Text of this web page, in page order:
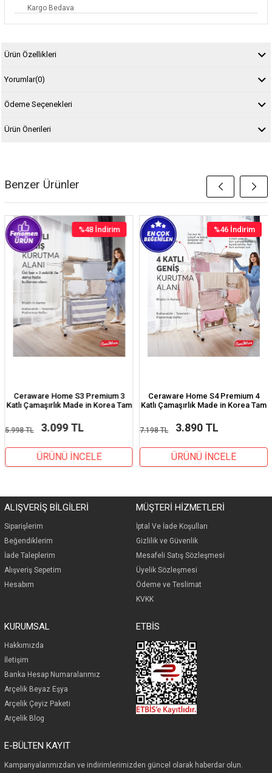
Kargo Bedava
Ürün Özellikleri
Yorumlar(0)
Ödeme Seçenekleri
Ürün Önerileri
Benzer Ürünler
Home S3 Premium 3
Çamaşırlık Made in Korea Tam
Kurutmalık
3.099 TL
TL
ÜRÜNÜ İNCELE
%48
İndirim
%48İndirim
Ceraware Home S4 Premium 4
Katlı Çamaşırlık Made in Korea Tam
Kurutmalık
3.890 TL
7.198 TL
ÜRÜNÜ İNCELE
İndirim
%46İndirim
ALIŞVERİŞ BİLGİLERİ
Siparişlerim
Beğendiklerim
İade Taleplerim
Alışveriş Sepetim
Hesabım
MÜŞTERİ HİZMETLERİ
İptal Ve İade Koşulları
Gizlilik ve Güvenlik
Mesafeli Satış Sözleşmesi
Üyelik Sözleşmesi
Ödeme ve Teslimat
KVKK
KURUMSAL
Hakkımızda
İletişim
Banka Hesap Numaralarımız
Arçelik Beyaz Eşya
Arçelik Çeyiz Paketi
Arçelik Blog
ETBİS
E-BÜLTEN KAYIT
Kampanyalarımızdan ve indirimlerimizden güncel olarak haberdar olun.